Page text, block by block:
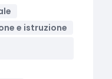
e istruzione